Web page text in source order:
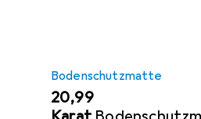
Bodenschutzmatte
EUR
20,99